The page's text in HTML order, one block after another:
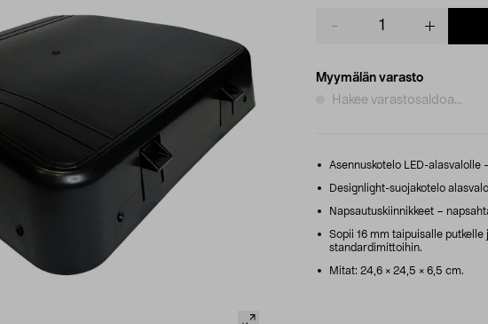
Myymälän varasto
Hakee varastosaldoa...
Asennuskotelo LED-alasvalolle
Designlight-suojakotelo
Napsautuskiinnikkeet –
Sopii 16 mm taipuisalle
standardimittoihin.
Mitat: 24,6 × 24,5 × 6,5 cm.